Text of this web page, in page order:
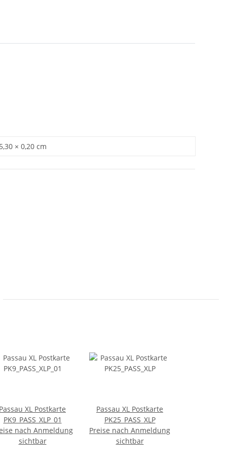
× 0,20 cm
XL Postkarte
PK9_PASS_XLP_01
nach Anmeldung
sichtbar
Passau XL Postkarte
PK25_PASS_XLP
Preise nach Anmeldung
sichtbar